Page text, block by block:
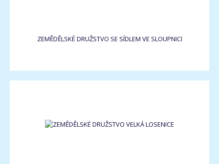
ZEMĚDĚLSKÉ DRUŽSTVO SE SÍDLEM VE SLOUPNICI